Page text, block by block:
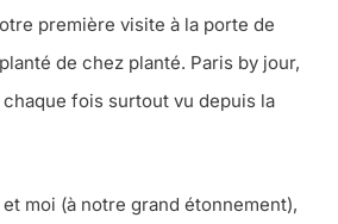
première visite à la porte de
de chez planté. Paris by jour,
chaque fois surtout vu depuis la
moi (à notre grand étonnement),